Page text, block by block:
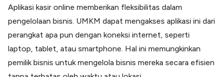
Aplikasi kasir online memberikan fleksibilitas dalam
pengelolaan bisnis. UMKM dapat mengakses aplikasi ini dari
perangkat apa pun dengan koneksi internet, seperti
laptop, tablet, atau smartphone. Hal ini memungkinkan
pemilik bisnis untuk mengelola bisnis mereka secara efisien